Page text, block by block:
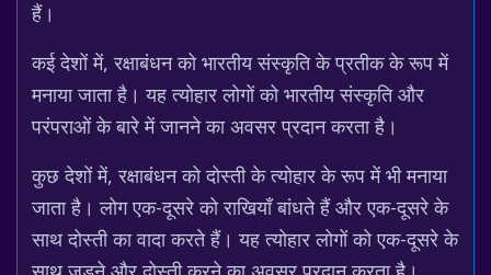
हैं।
कई देशों में, रक्षाबंधन को भारतीय संस्कृति के प्रतीक के रूप में
मनाया जाता है। यह त्योहार लोगों को भारतीय संस्कृति और
परंपराओं के बारे में जानने का अवसर प्रदान करता है।
कुछ देशों में, रक्षाबंधन को दोस्ती के त्योहार के रूप में भी मनाया
जाता है। लोग एक-दूसरे को राखियाँ बांधते हैं और एक-दूसरे के
साथ दोस्ती का वादा करते हैं। यह त्योहार लोगों को एक-दूसरे के